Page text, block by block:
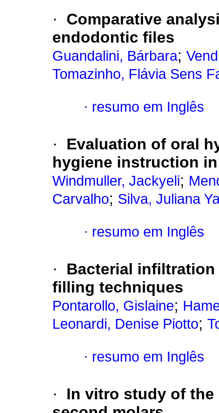
·
Comparative
endodontic files
Guandalini, Bárbara;
Tomazinho, Flávia Sens
· resumo em Inglês
·
Evaluation of oral
hygiene instruction
Windmuller, Jackyeli;
Carvalho; Silva, Juliana
· resumo em Inglês
·
Bacterial
filling techniques
Pontarollo, Gislaine;
Leonardi, Denise Piotto;
· resumo em Inglês
·
In vitro study of